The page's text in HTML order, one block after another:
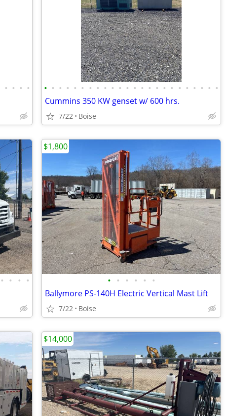
• • • • • • • • • • • • • • • • • • • • • • • • • • • •
Cummins 350 KW genset w/ 600 hrs.
7/22 Boise
• • • • • • • • • •
Ballymore PS-140H Electric Vertical Mast Lift
7/22 Boise
$1,800
$14,000